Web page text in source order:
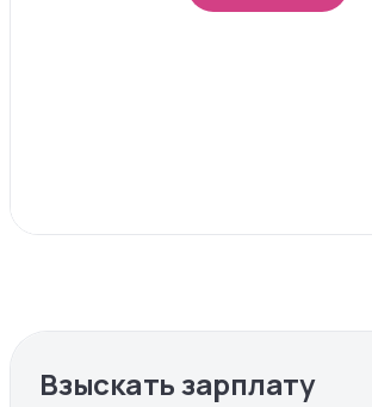
Взыскать зарплату